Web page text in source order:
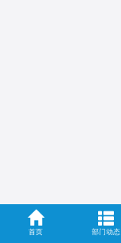
首页 部门动态